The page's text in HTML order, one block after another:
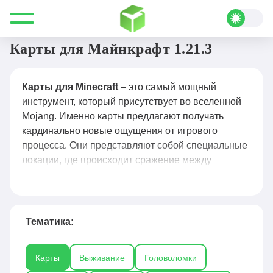
Все для Minecraft Карты
Карты для Майнкрафт 1.21.3
Карты для Minecraft – это самый мощный
инструмент, который присутствует во вселенной
Mojang. Именно карты предлагают получать
кардинально новые ощущения от игрового
процесса. Они представляют собой специальные
локации, где происходит сражение между
Minecraftи становятся лучшим инструментом,
времяпровождения в одиночку или со своими
друзьями. Обращаясь к ним, можно побывать в
Тематика:
Карты Выживание Головоломки